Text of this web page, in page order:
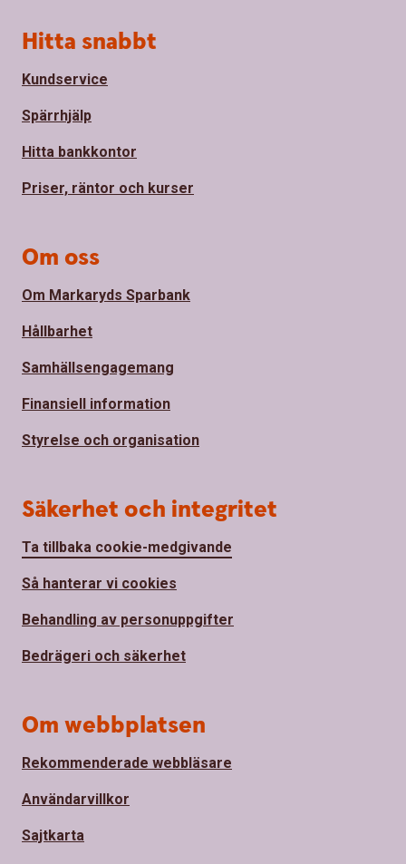
Sidfot
Hitta snabbt
Kundservice
Spärrhjälp
Hitta bankkontor
Priser, räntor och kurser
Om oss
Om Markaryds Sparbank
Hållbarhet
Samhällsengagemang
Finansiell information
Styrelse och organisation
Säkerhet och integritet
Ta tillbaka cookie-medgivande
Så hanterar vi cookies
Behandling av personuppgifter
Bedrägeri och säkerhet
Om webbplatsen
Rekommenderade webbläsare
Användarvillkor
Sajtkarta